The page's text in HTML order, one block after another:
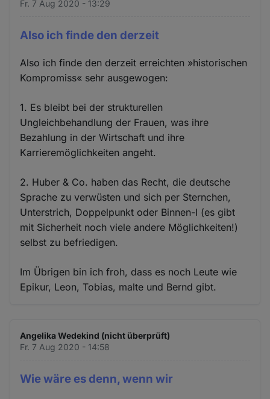
Fr. 7 Aug 2020 - 13:29
Also ich finde den derzeit
Also ich finde den derzeit erreichten »historischen
Kompromiss« sehr ausgewogen:
1. Es bleibt bei der strukturellen
Ungleichbehandlung der Frauen, was ihre
Bezahlung in der Wirtschaft und ihre
Karrieremöglichkeiten angeht.
2. Huber & Co. haben das Recht, die deutsche
Sprache zu verwüsten und sich per Sternchen,
Unterstrich, Doppelpunkt oder Binnen-I (es gibt
mit Sicherheit noch viele andere Möglichkeiten!)
selbst zu befriedigen.
Im Übrigen bin ich froh, dass es noch Leute wie
Epikur, Leon, Tobias, malte und Bernd gibt.
Angelika Wedekind (nicht überprüft)
Fr. 7 Aug 2020 - 14:58
Wie wäre es denn, wenn wir